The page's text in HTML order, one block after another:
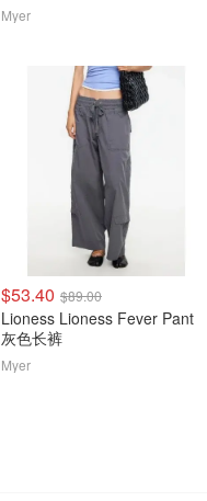
Myer
$53.40 $89.00
Lioness Lioness Fever Pant
灰色长裤
Myer